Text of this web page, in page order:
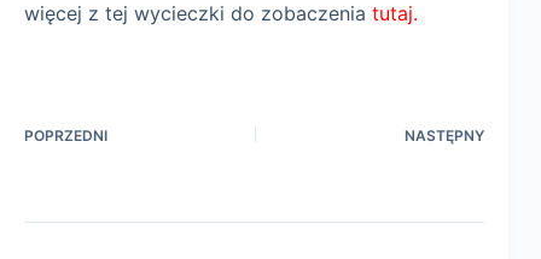
więcej z tej wycieczki do zobaczenia tutaj.
POPRZEDNI NASTĘPNY